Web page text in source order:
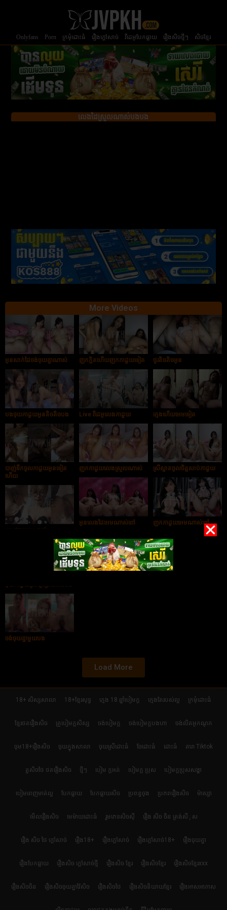
Onlyfans Porn ក្រមំុដោះធំ រឿងក្ដៅសាច់ វីដេអូបែកធ្លាយ រឿងសិចថ្មីៗ សិចខ្មែរ
លេងដៃស្រួលណាស់បងបង
More Videos
អូនសាក់ដៃចង់ចុយគ្នាណាស់ ញុកក្ដិតហើយញុកកាដួយទៀត ថ្ងូរតិចតិចអូន
បងចុយកាដួយអូនតិចតិចបង Live វីដេអូលេងកាដួយ ក្មេងហើយអេមទៀត
បាញ់ទឹកចូលកាដួយអូនទៀត
ហើយ
ញុកកាដួយលេងស្រួលណាស់ ស្រីស្អាតចូលចិត្តសាប់កាដួយ
អូនវេតាអេមណាស់
អូនលេងដៃអេមណាស់ពៅ ញុកកាដួយអេមណាស់ពៅ
ចង់ចុយគ្នាមួយបង
Load More
18+ សិស្សសាលា 18+ខ្មែរសុទ្ធ ក្មេង 18 ឆ្នាំបៀមក្ដ ក្មេងតែរបស់ល្អ ក្រមុំដោះធំ
ខ្មែរថតរឿងសិច គ្រូបៀមក្ដសិស្ស ចង់បៀមក្ដ ចង់បៀមក្តបងហា ចង់លិតអូកណូក
ចុម18+រឿងសិច ចុយក្នុងសាលា ចុយស្រីដោះធំ ចែដោះធំ ដោះធំ តារា Tiktok
តួសិចថៃ ថតរឿងសិច ថ្មីៗ បៀម ក្ដអត់ បៀមក្ដ ប្រុស បៀមក្តប្រុសសង្ហា
បៀមពេញមាត់ល្អ បែកធ្លាយ បែកធ្លាយសិច ប្រពន្ធចុង ប្រភពរឿងសិច ម៉ាស្សា
មើលរឿងសិច មេម៉ាយដោះធំ រួមភេទសិចស៊ី រឿង សិច ចិន ត្រង់សីុស
រឿង សិច ថៃ ក្តៅសាច់ រឿង18+ រឿងក្ដៅសាច់ រឿងក្ដៅសាច់18+ រឿងចុយគ្នា
រឿងបែកធ្លាយ រឿងសិច ក្តៅសាច់ថ្មី រឿងសិច ខ្មែរ រឿងសិចខ្មែរ រឿងសិចខ្មែរxxx
រឿងសិចចិន រឿងសិចចុយគ្នាវ៉ៃសិច រឿងសិចថៃ រឿងសិចនិយាយខ្មែរ រឿងអាសអាភាស